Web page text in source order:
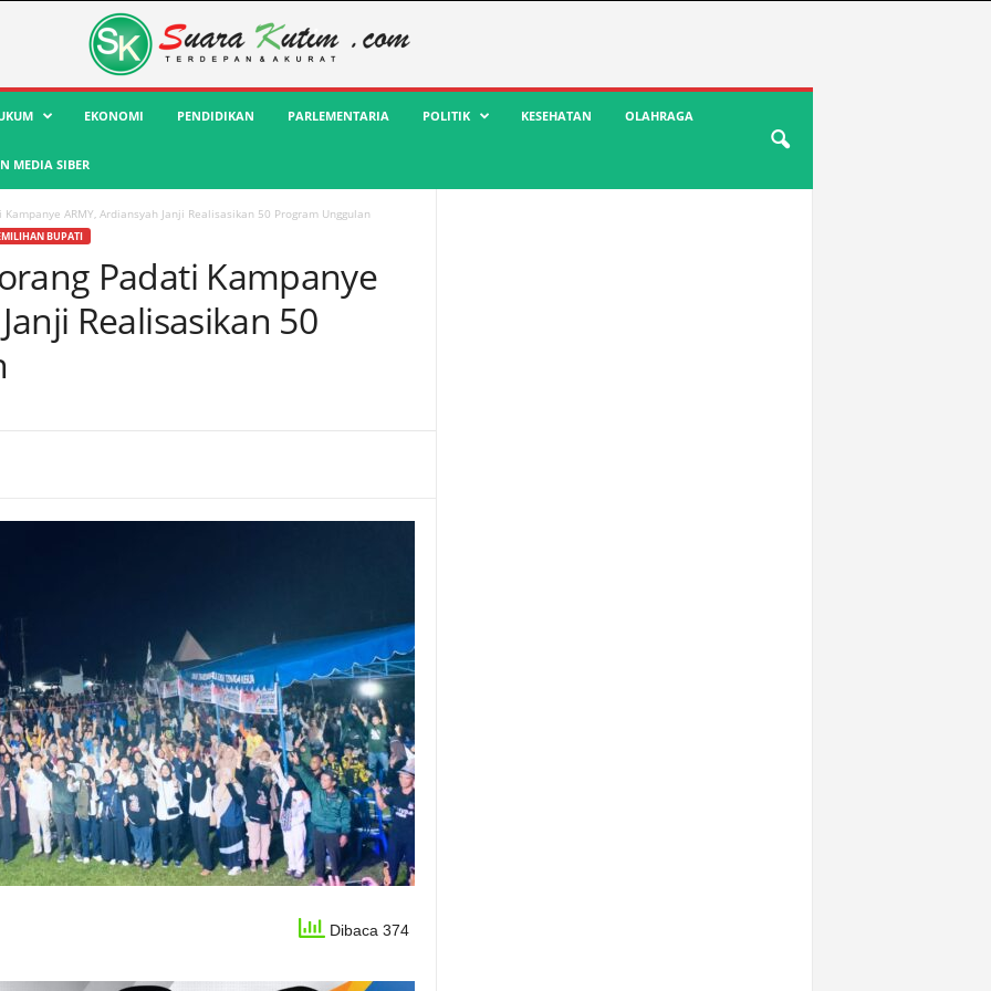
EKONOMI PENDIDIKAN PARLEMENTARIA POLITIK KESEHATAN OLAHRAGA
MEDIA SIBER
ARMY, Ardiansyah Janji Realisasikan 50 Program Unggulan
BUPATI
Padati Kampanye
Realisasikan 50
Dibaca 374